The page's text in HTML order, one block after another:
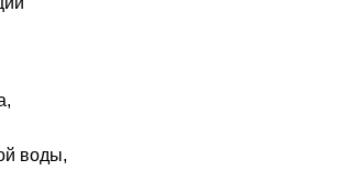
воды,